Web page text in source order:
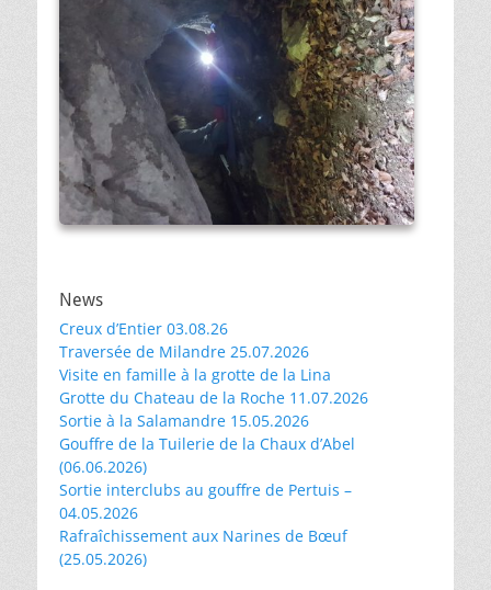
News
Creux d’Entier 03.08.26
Traversée de Milandre 25.07.2026
Visite en famille à la grotte de la Lina
Grotte du Chateau de la Roche 11.07.2026
Sortie à la Salamandre 15.05.2026
Gouffre de la Tuilerie de la Chaux d’Abel
(06.06.2026)
Sortie interclubs au gouffre de Pertuis –
04.05.2026
Rafraîchissement aux Narines de Bœuf
(25.05.2026)